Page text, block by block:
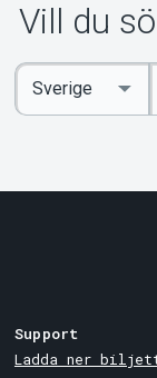
Vill du
Ange
sökord
Select
Country
Support
Ladda ner